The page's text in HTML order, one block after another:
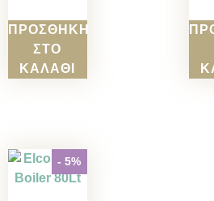
ΠΡΟΣΘΉΚΗ
ΣΤΟ
ΚΑΛΆΘΙ
- 5%